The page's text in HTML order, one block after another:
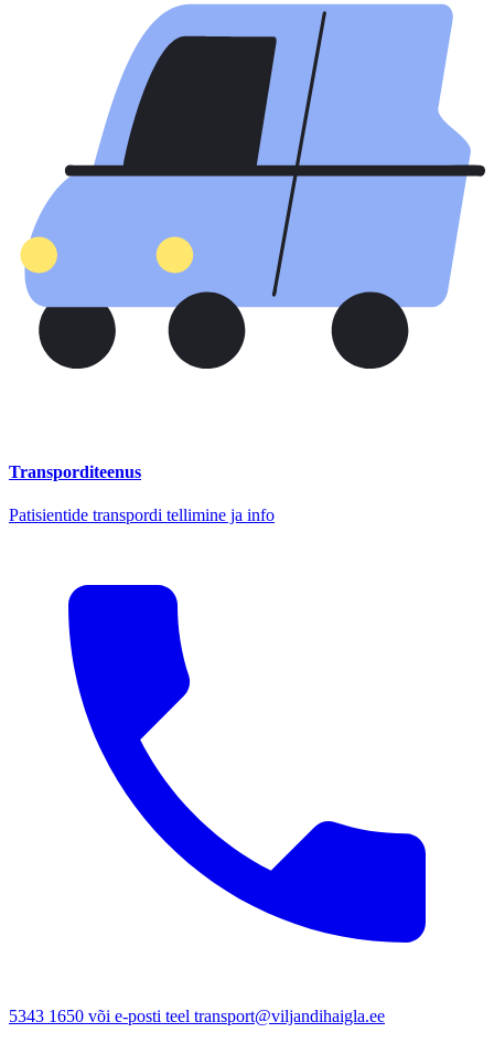
Transporditeenus
Patisientide transpordi tellimine ja info
5343 1650 või e-posti teel transport@viljandihaigla.ee